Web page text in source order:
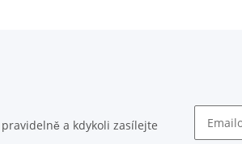
a kdykoli zasílejte